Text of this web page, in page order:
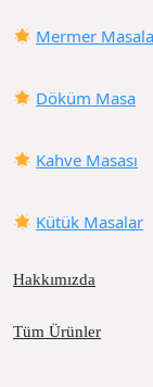
Mermer
Döküm Masa
Kahve Masası
Kütük Masalar
Hakkımızda
Tüm Ürünler